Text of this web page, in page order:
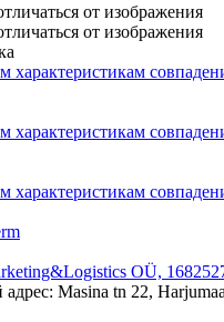
от изображения
от изображения
OÜ,
Masina tn 22,